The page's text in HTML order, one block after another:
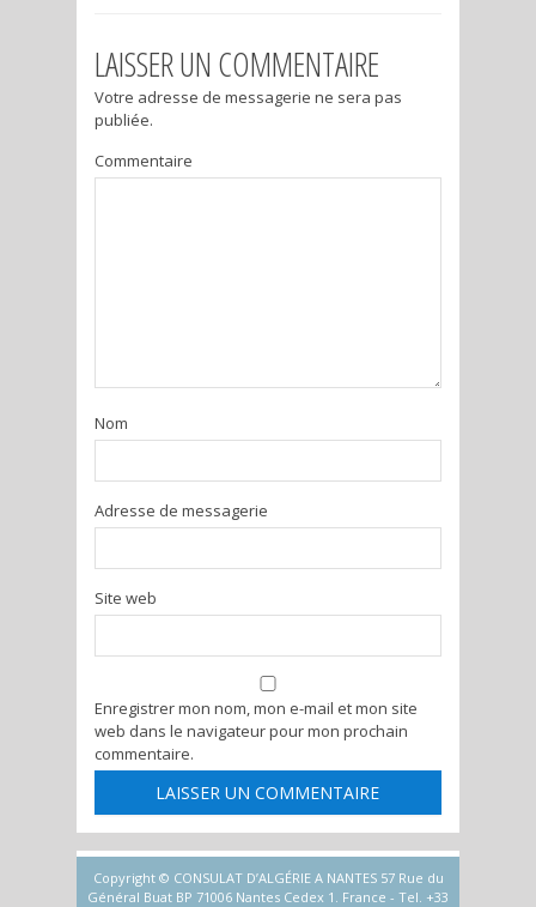
LAISSER UN COMMENTAIRE
Votre adresse de messagerie ne sera pas
publiée.
Commentaire
Nom
Adresse de messagerie
Site web
Enregistrer mon nom, mon e-mail et mon site
web dans le navigateur pour mon prochain
commentaire.
Copyright © CONSULAT D’ALGÉRIE A NANTES 57 Rue du
Général Buat BP 71006 Nantes Cedex 1. France - Tel. +33